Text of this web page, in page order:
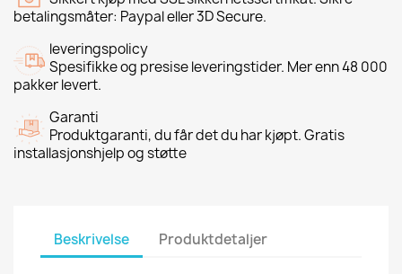
betalingsmåter: Paypal eller 3D Secure.
leveringspolicy
Spesifikke og presise leveringstider. Mer enn 48 000
pakker levert.
Garanti
Produktgaranti, du får det du har kjøpt. Gratis
installasjonshjelp og støtte
Beskrivelse Produktdetaljer